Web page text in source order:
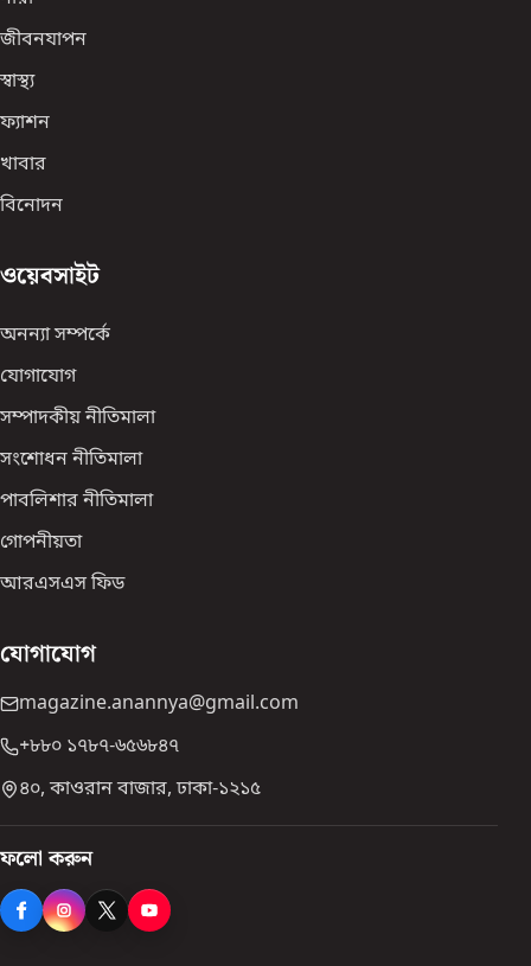
জীবনযাপন
স্বাস্থ্য
ফ্যাশন
খাবার
বিনোদন
ওয়েবসাইট
অনন্যা সম্পর্কে
যোগাযোগ
সম্পাদকীয় নীতিমালা
সংশোধন নীতিমালা
পাবলিশার নীতিমালা
গোপনীয়তা
আরএসএস ফিড
যোগাযোগ
magazine.anannya@gmail.com
+৮৮০ ১৭৮৭-৬৫৬৮৪৭
৪০, কাওরান বাজার, ঢাকা-১২১৫
ফলো করুন